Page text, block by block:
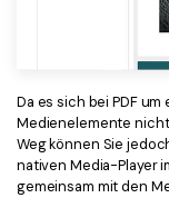
Da es sich bei PDF
Medienelemente
Weg können Sie
nativen Media-Player
gemeinsam mit den